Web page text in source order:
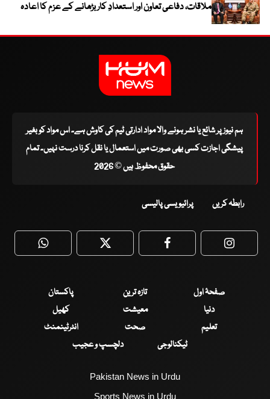
ملاقات، دفاعی تعاون اور استعدادِ کار بڑھانے کے عزم کا اعادہ
ہم نیوز پر شائع یا نشر ہونے والا مواد ادارتی ٹیم کی کاوش ہے۔ اس مواد کو بغیر
پیشگی اجازت کسی بھی صورت میں استعمال یا نقل کرنا درست نہیں۔ تمام
حقوق محفوظ ہیں © 2026
رابطہ کریں پرائیویسی پالیسی
WhatsApp Twitter Facebook
صفحۂ اول تازہ ترین
پاکستان
دنیا
معیشت
کھیل
تعلیم
صحت
انٹرٹینمنٹ
ٹیکنالوجی
دلچسپ و عجیب
Pakistan News in Urdu
Sports News in Urdu